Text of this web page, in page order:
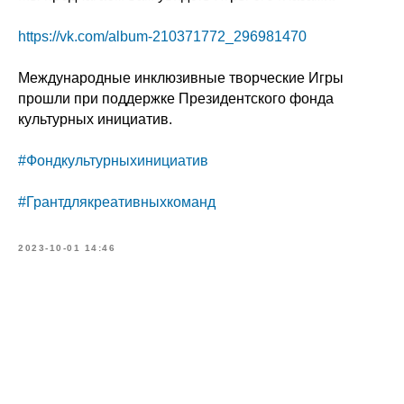
https://vk.com/album-210371772_296981470
Международные инклюзивные творческие Игры
прошли при поддержке Президентского фонда
культурных инициатив.
#Фондкультурныхинициатив
#Грантдлякреативныхкоманд
2023-10-01 14:46